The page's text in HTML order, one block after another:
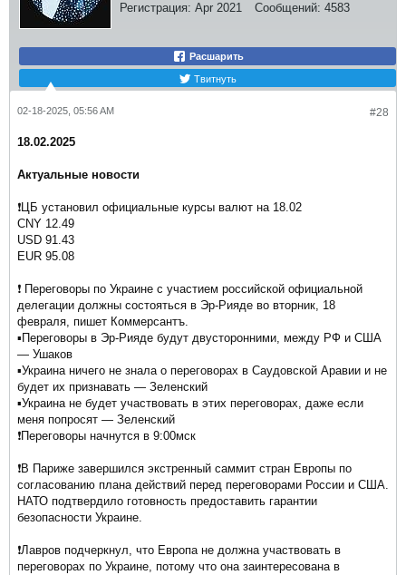
Регистрация: Apr 2021 Сообщений: 4583
Расшарить
Твитнуть
#28
02-18-2025, 05:56 AM
18.02.2025
Актуальные новости
❗️ЦБ установил официальные курсы валют на 18.02
CNY 12.49
USD 91.43
EUR 95.08
❗️ Переговоры по Украине с участием российской официальной
делегации должны состояться в Эр-Рияде во вторник, 18
февраля, пишет Коммерсантъ.
▪️Переговоры в Эр-Рияде будут двусторонними, между РФ и США
— Ушаков
▪️Украина ничего не знала о переговорах в Саудовской Аравии и не
будет их признавать — Зеленский
▪️Украина не будет участвовать в этих переговорах, даже если
меня попросят — Зеленский
❗️Переговоры начнутся в 9:00мск
❗️В Париже завершился экстренный саммит стран Европы по
согласованию плана действий перед переговорами России и США.
НАТО подтвердило готовность предоставить гарантии
безопасности Украине.
❗️Лавров подчеркнул, что Европа не должна участвовать в
переговорах по Украине, потому что она заинтересована в